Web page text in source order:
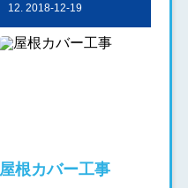
12. 2018-12-19
屋根カバー工事